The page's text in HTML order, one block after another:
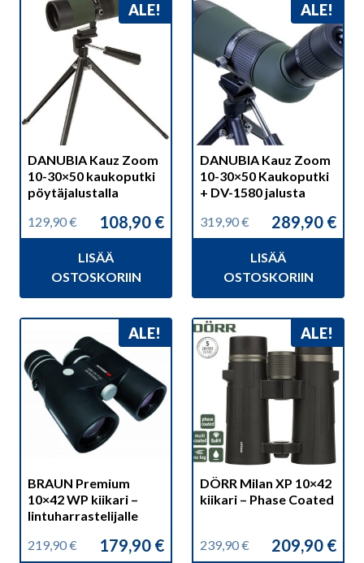
ALE!
DANUBIA Kauz Zoom
10-30×50 kaukoputki
pöytäjalustalla
129,90€
Alkuperäinen
129,90 €.
108,90 €
Nykyinen
108,90 €.
LISÄÄ
OSTOSKORIIN
ALE!
DANUBIA Kauz Zoom
10-30×50 Kaukoputki
+ DV-1580 jalusta
319,90€
Alkuperäinen
319,90 €.
289,90 €
Nykyinen
289,90 €.
LISÄÄ
OSTOSKORIIN
ALE!
BRAUN Premium
10×42 WP kiikari –
lintuharrastelijalle
219,90€
Alkuperäinen179,90 €
Nykyinen
ALE!
DÖRR Milan XP 10×42
kiikari – Phase Coated
239,90€
Alkuperäinen209,90 €
Nykyinen